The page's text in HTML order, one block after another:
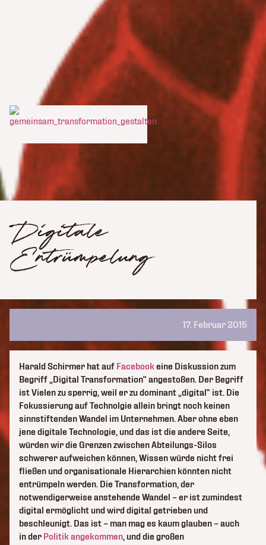
Digitale
Entrümpelung
17. Februar 2015
Harald Schirmer hat auf Facebookeine Diskussion zum
Begriff „Digital Transformation“ angestoßen. Der Begriff
ist Vielen zu sperrig, weil er zu dominant „digital“ ist. Die
Fokussierung auf Technolgie allein bringt noch keinen
sinnstiftenden Wandel im Unternehmen. Aber ohne eben
jene digitale Technologie, und das ist die andere Seite,
würden wir die Grenzen zwischen Abteilungs-Silos
schwerer aufweichen können, Wissen würde nicht frei
fließen und organisationale Hierarchien könnten nicht
entrümpeln werden. Die Transformation, der
notwendigerweise anstehende Wandel – er ist zumindest
digital ermöglicht und wird digital getrieben und
beschleunigt. Das ist – man mag es kaum glauben – auch
in der Politik angekommen, und die großen